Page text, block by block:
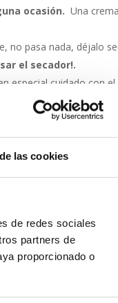
las cookies
de redes sociales
partners de
proporcionado o
ocasión. Una
no pasa nada, déjalo
el secador!.
especial cuidado con
mucho tiempo,
de la luz y la
marino, Beige,
Negro, Rojo,